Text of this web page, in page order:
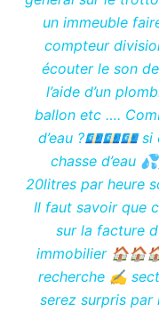
un immeuble
compteur
écouter le son
l’aide d’un
ballon etc ….
d’eau ?💶💶💶
chasse d’eau
20litres par heure
Il faut savoir que
sur la facture
immobilier
recherche ✍️
serez surpris par